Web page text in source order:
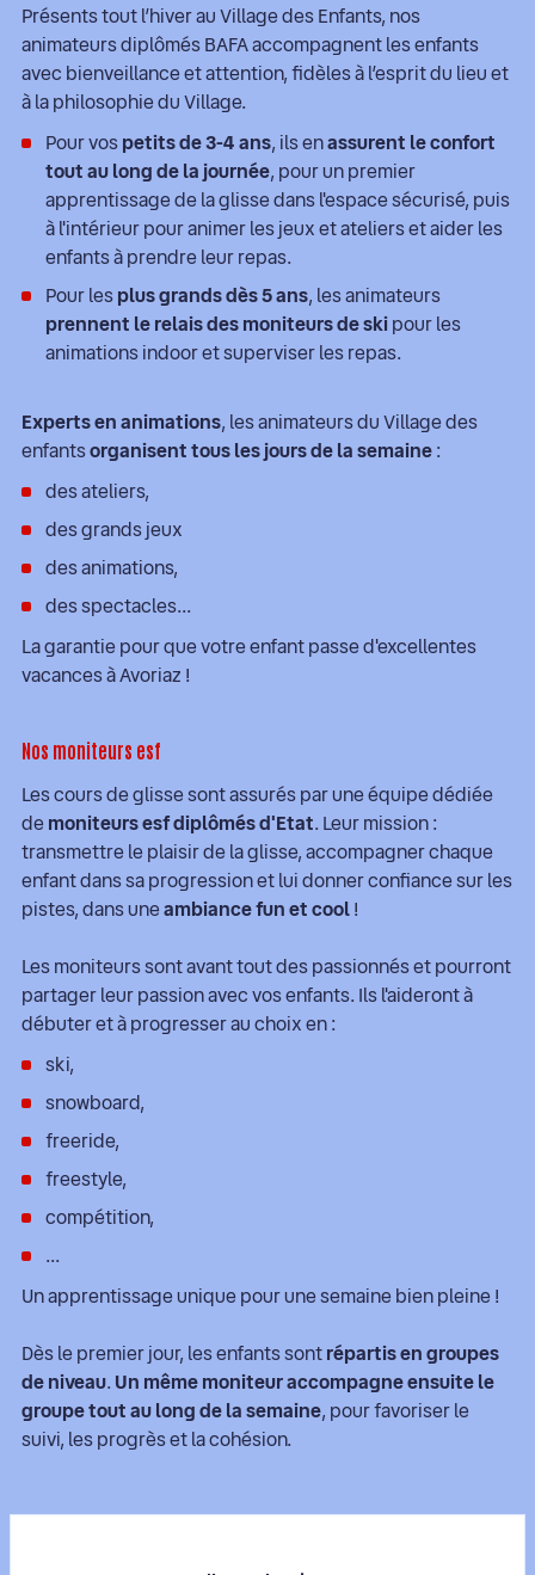
Présents tout l’hiver au Village des Enfants, nos
animateurs diplômés BAFA accompagnent les enfants
avec bienveillance et attention, fidèles à l’esprit du lieu et
à la philosophie du Village.
Pour vospetits de 3-4 ans, ils enassurent le confort
tout au long de la journée, pour un premier
apprentissage de la glisse dans l'espace sécurisé, puis
à l'intérieur pour animer les jeux et ateliers et aider les
enfants à prendre leur repas.
Pour lesplus grands dès 5 ans, les animateurs
prennent le relais des moniteurs de skipour les
animations indoor et superviser les repas.
Experts en animations, les animateurs du Village des
enfantsorganisent tous les jours de la semaine:
des ateliers,
des grands jeux
des animations,
des spectacles...
La garantie pour que votre enfant passe d'excellentes
vacances à Avoriaz !
Nos moniteurs esf
Les cours de glisse sont assurés par une équipe dédiée
demoniteurs esf diplômés d'Etat. Leur mission :
transmettre le plaisir de la glisse, accompagner chaque
enfant dans sa progression et lui donner confiance sur les
pistes, dans uneambiance fun et cool!
Les moniteurs sont avant tout des passionnés et pourront
partager leur passion avec vos enfants. Ils l'aideront à
débuter et à progresser au choix en :
ski,
snowboard,
freeride,
freestyle,
compétition,
...
Un apprentissage unique pour une semaine bien pleine !
Dès le premier jour, les enfants sontrépartis en groupes
de niveau. Un même moniteur accompagne ensuite le
groupe tout au long de la semaine, pour favoriser le
suivi, les progrès et la cohésion.